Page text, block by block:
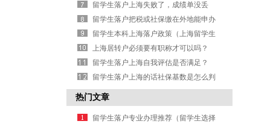
来了（上海居转户落户流程）
留学生落户上海失败了，成绩单没丢
了！！（上海留学生落户查成绩吗）
留学生落户把税或社保缴在外地能申办
么？（外地大学生在上海落户政策）
留学生本科上海落户政策（上海留学生
直接落户条件）
上海居转户必须要有职称才可以吗？
（上海市居转户中级职称有什么要求）
留学生落户上海自我评估是否满足？
（上海海归人才落户政策）
留学生落户上海的话社保基数是怎么判
断？（上海落户留学期间交了社保）
热门文章
留学生落户专业办理推荐（留学生选择